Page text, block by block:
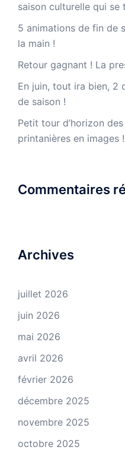
saison culturelle qui se
5 animations de fin de
la main !
Retour gagnant ! La
En juin, tout ira bien, 2
de saison !
Petit tour d’horizon
printanières en images !
Commentaires
Archives
juillet 2026
juin 2026
mai 2026
avril 2026
février 2026
décembre 2025
novembre 2025
octobre 2025